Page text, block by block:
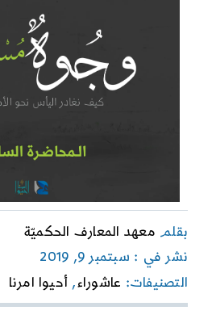
بقلم معهد المعارف الحكميّة
نشر في : سبتمبر 9, 2019
التصنيفات: عاشوراء, أحيوا امرنا